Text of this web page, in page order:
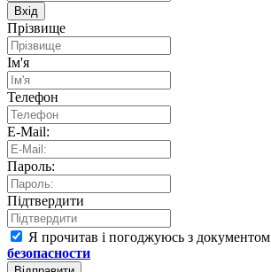
Вхід
Прізвище
Ім'я
Телефон
E-Mail:
Пароль:
Підтвердити
Я прочитав і погоджуюсь з документом
безопасности